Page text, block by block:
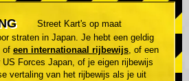
Street Kart's op maat
straten in Japan. Je hebt een geldig
of een internationaal rijbewijs, of een
Forces Japan, of je eigen rijbewijs
vertaling van het rijbewijs als je uit